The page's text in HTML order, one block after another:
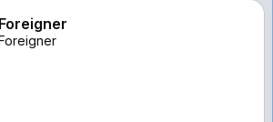
Foreigner